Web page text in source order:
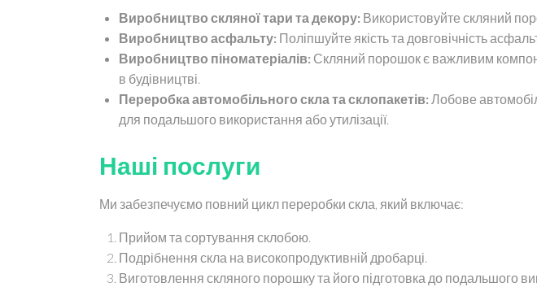
Виробництво скляної тари та декору: Використовуйте скляний
Виробництво асфальту: Поліпшуйте якість та довговічність
Виробництво піноматеріалів: Скляний порошок є важливим
в будівництві.
Переробка автомобільного скла та склопакетів: Лобове
для подальшого використання або утилізації.
Наші послуги
Ми забезпечуємо повний цикл переробки скла, який включає:
Прийом та сортування склобою.
Подрібнення скла на високопродуктивній дробарці.
Виготовлення скляного порошку та його підготовка до подальшого